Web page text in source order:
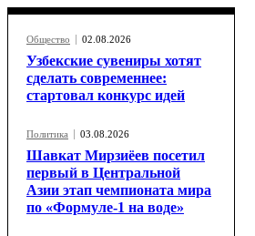
Общество 02.08.2026
Узбекские сувениры хотят
сделать современнее:
стартовал конкурс идей
Политика 03.08.2026
Шавкат Мирзиёев посетил
первый в Центральной
Азии этап чемпионата мира
по «Формуле-1 на воде»